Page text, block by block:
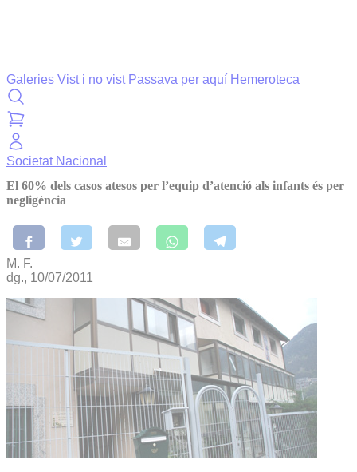
Galeries Vist i no vist Passava per aquí Hemeroteca
Societat Nacional
El 60% dels casos atesos per l’equip d’atenció als infants és per
negligència
M. F.
dg., 10/07/2011